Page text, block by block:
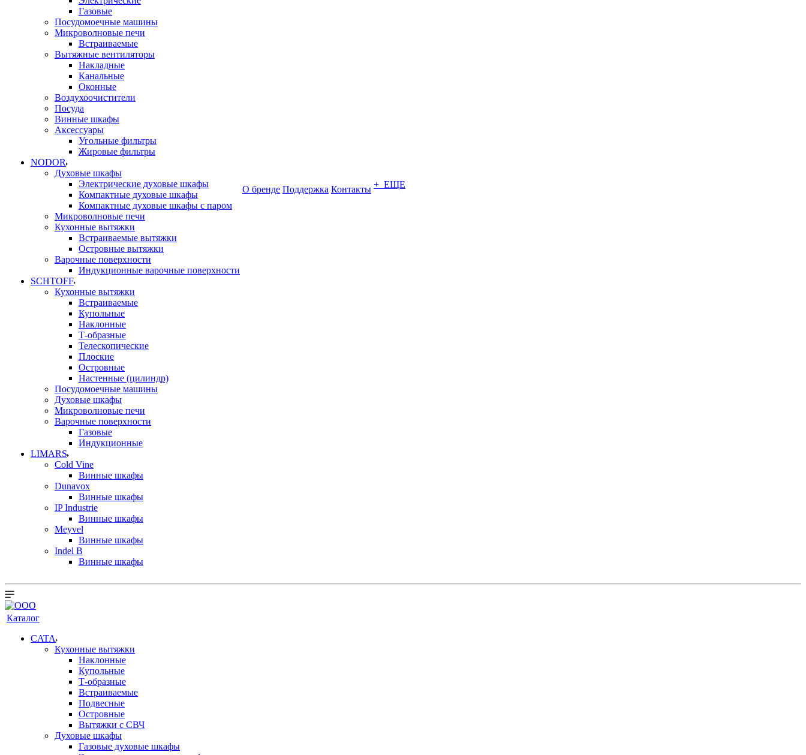
Газовые
Посудомоечные машины
Микроволновые печи
Встраиваемые
Вытяжные вентиляторы
Накладные
Канальные
Оконные
Воздухоочистители
Посуда
Винные шкафы
Аксессуары
Угольные фильтры
Жировые фильтры
NODOR
Духовые шкафы
Электрические духовые шкафы
Компактные духовые шкафы
Компактные духовые шкафы с паром
Микроволновые печи
Кухонные вытяжки
Встраиваемые вытяжки
Островные вытяжки
Варочные поверхности
Индукционные варочные поверхности
SCHTOFF
Кухонные вытяжки
Встраиваемые
Купольные
Наклонные
Т-образные
Телескопические
Плоские
Островные
Настенные (цилиндр)
Посудомоечные машины
Духовые шкафы
Микроволновые печи
Варочные поверхности
Газовые
Индукционные
LIMARS
Cold Vine
Винные шкафы
Dunavox
Винные шкафы
IP Industrie
Винные шкафы
Meyvel
Винные шкафы
Indel B
Винные шкафы
О бренде Поддержка Контакты + ЕЩЕ
Каталог
CATA
Кухонные вытяжки
Наклонные
Купольные
Т-образные
Встраиваемые
Подвесные
Островные
Вытяжки с СВЧ
Духовые шкафы
Газовые духовые шкафы